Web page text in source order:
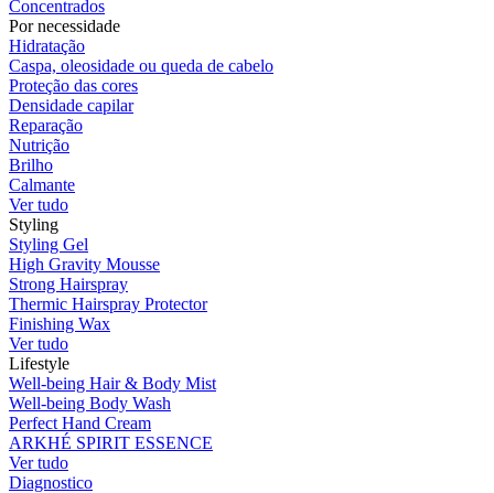
Concentrados
Por necessidade
Hidratação
Caspa, oleosidade ou queda de cabelo
Proteção das cores
Densidade capilar
Reparação
Nutrição
Brilho
Calmante
Ver tudo
Styling
Styling Gel
High Gravity Mousse
Strong Hairspray
Thermic Hairspray Protector
Finishing Wax
Ver tudo
Lifestyle
Well-being Hair & Body Mist
Well-being Body Wash
Perfect Hand Cream
ARKHÉ SPIRIT ESSENCE
Ver tudo
Diagnostico